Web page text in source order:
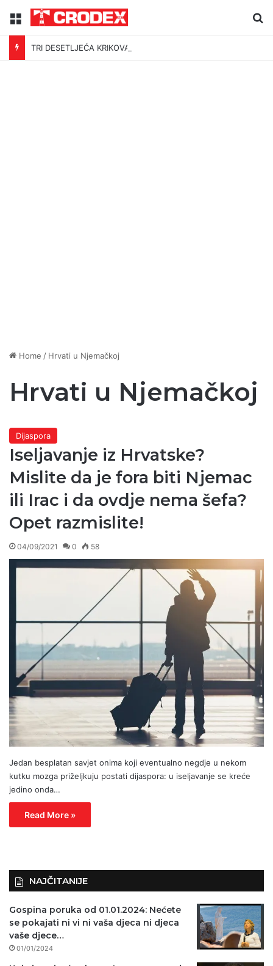
Menu
TRI DESETLJEĆA KRIKOVA OČAJNIKA
Home / Hrvati u Njemačkoj
Hrvati u Njemačkoj
Dijaspora
Iseljavanje iz Hrvatske?
Mislite da je fora biti Njemac
ili Irac i da ovdje nema šefa?
Opet razmislite!
04/09/2021 0 58
Jedan besplatan savjet onima koji eventualno negdje u nekom
kutku mozga priželjkuju postati dijaspora: u iseljavanje se kreće
jedino onda…
Read More »
NAJČITANIJE
Gospina poruka od 01.01.2024: Nećete
se pokajati ni vi ni vaša djeca ni djeca
vaše djece…
01/01/2024